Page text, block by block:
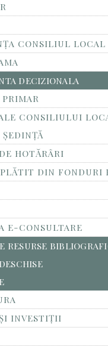
CONSILIUL LOCAL
DECIZIONALA
CONSILIULUI
HOTĂRÂRI
PLĂTIT DIN FONDURI
E-CONSULTARE
RESURSE
INVESTIȚII